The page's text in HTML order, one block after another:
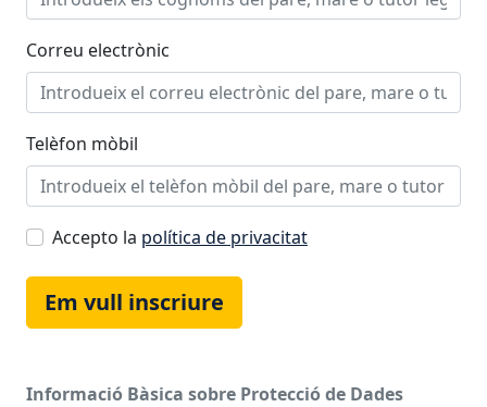
Correu electrònic
Telèfon mòbil
Accepto la política de privacitat
Em vull inscriure
Informació Bàsica sobre Protecció de Dades